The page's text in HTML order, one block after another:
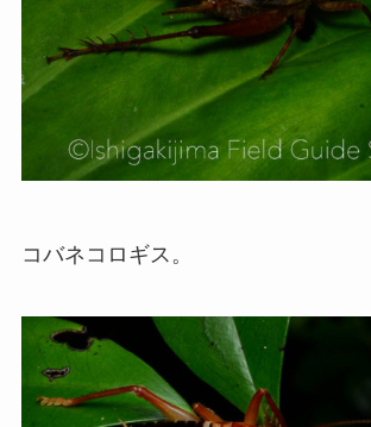
コバネコロギス。